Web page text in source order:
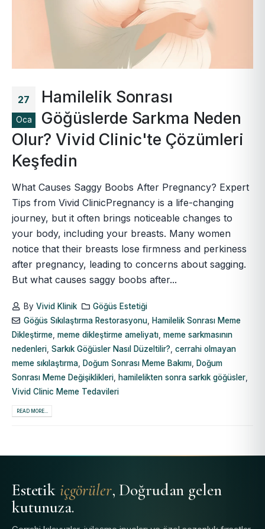
27
Oca
Hamilelik Sonrası
Göğüslerde Sarkma Neden
Olur? Vivid Clinic'te Çözümleri
Keşfedin
What Causes Saggy Boobs After Pregnancy? Expert
Tips from Vivid ClinicPregnancy is a life-changing
journey, but it often brings noticeable changes to
your body, including your breasts. Many women
notice that their breasts lose firmness and perkiness
after pregnancy, leading to concerns about sagging.
But what causes saggy boobs after...
By Vivid Klinik
Göğüs Estetiği
Göğüs Sıkılaştırma Restorasyonu,
Hamilelik Sonrası Meme
Dikleştirme meme dikleştirme ameliyatı meme sarkmasının
nedenleri Sarkık Göğüsler Nasıl Düzeltilir? cerrahi olmayan
meme sıkılaştırma
Doğum Sonrası Meme Bakımı
Doğum
Sonrası Meme Değişiklikleri
hamilelikten sonra sarkık göğüsler
Vivid Clinic Meme Tedavileri
READ MORE...
Estetik içgörüler, Doğrudan gelen
kutunuza.